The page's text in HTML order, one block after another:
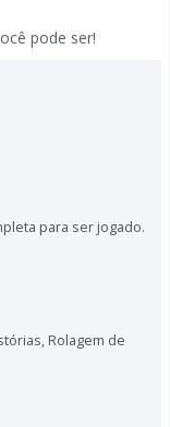
pode ser!
para ser jogado.
, Rolagem de